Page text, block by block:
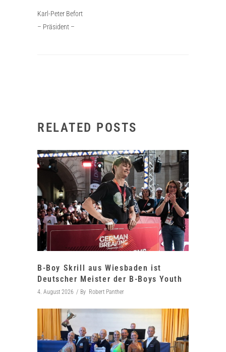
Karl-Peter Befort
– Präsident –
RELATED POSTS
B-Boy Skrill aus Wiesbaden ist
Deutscher Meister der B-Boys Youth
4. August 2026 By Robert Panther